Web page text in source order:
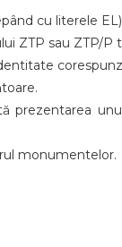
cu literele
ZTP sau ZTP/P
prezentarea
monumentelor.